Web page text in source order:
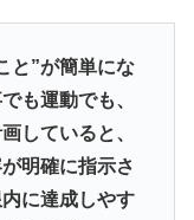
と”が簡単にな
も運動でも、
していると、
明確に指示さ
に達成しやす